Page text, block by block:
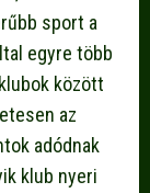
sport a
egyre több
között
az
adódnak
klub nyeri